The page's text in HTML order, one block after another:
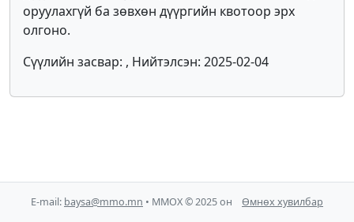
оруулахгүй ба зөвхөн дүүргийн квотоор эрх
олгоно.
Сүүлийн засвар: , Нийтэлсэн: 2025-02-04
E-mail: baysa@mmo.mn • ММОХ © 2025 он Өмнөх хувилбар